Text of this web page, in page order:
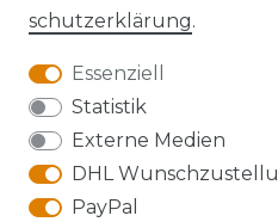
schutz­erklärung.
Essenziell
Statistik
Externe Medien
DHL
PayPal